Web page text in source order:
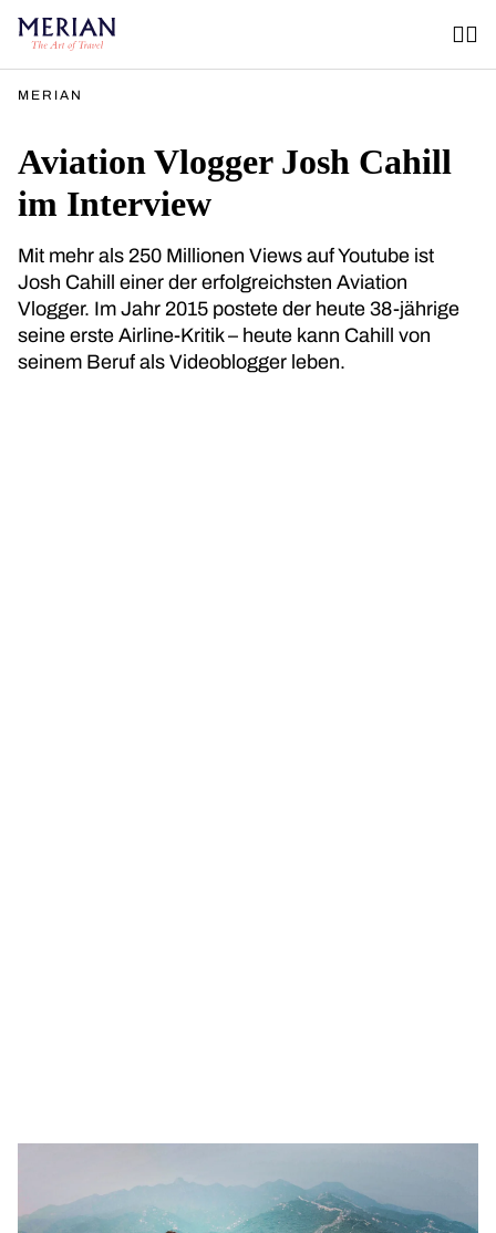
MERIAN
Aviation Vlogger Josh Cahill
im Interview
Mit mehr als 250 Millionen Views auf Youtube ist
Josh Cahill einer der erfolgreichsten Aviation
Vlogger. Im Jahr 2015 postete der heute 38-jährige
seine erste Airline-Kritik – heute kann Cahill von
seinem Beruf als Videoblogger leben.